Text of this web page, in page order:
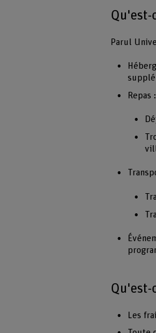
Parul
Repas :
Qu'est-
Les